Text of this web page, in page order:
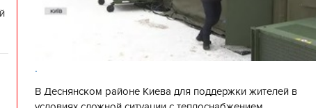
.
В Деснянском районе Киева для поддержки жителей в